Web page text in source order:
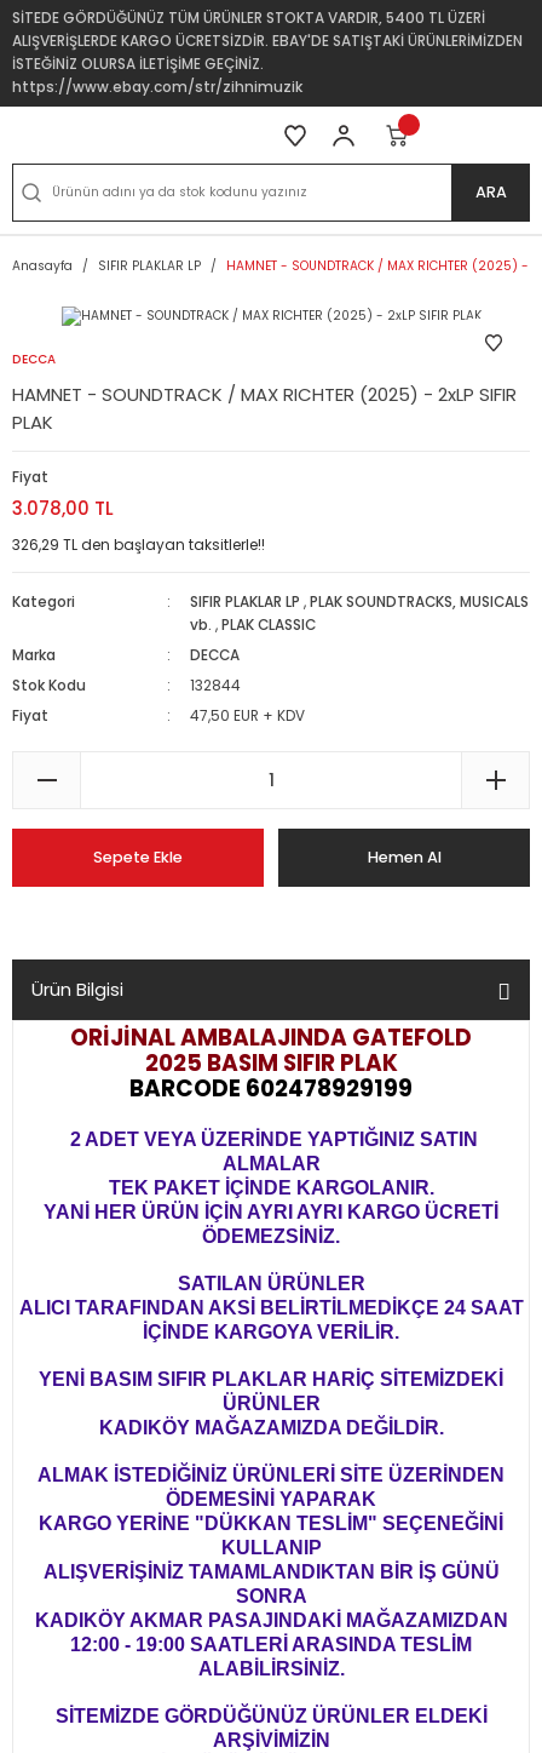
SİTEDE GÖRDÜĞÜNÜZ TÜM ÜRÜNLER STOKTA VARDIR, 5400 TL ÜZERİ
ALIŞVERİŞLERDE KARGO ÜCRETSİZDİR. EBAY'DE SATIŞTAKİ ÜRÜNLERİMİZDEN
İSTEĞİNİZ OLURSA İLETİŞİME GEÇİNİZ.
https://www.ebay.com/str/zihnimuzik
ARA
Anasayfa SIFIR PLAKLAR LP HAMNET - SOUNDTRACK / MAX RICHTER (2025) -
DECCA
HAMNET - SOUNDTRACK / MAX RICHTER (2025) - 2xLP SIFIR
PLAK
Fiyat
3.078,00 TL
326,29 TL den başlayan taksitlerle!!
Kategori SIFIR PLAKLAR LP ,PLAK SOUNDTRACKS, MUSICALS
vb. ,PLAK CLASSIC
Marka
DECCA
Stok Kodu
132844
Fiyat
47,50 EUR + KDV
Sepete Ekle Hemen Al
Ürün Bilgisi
ORİJİNAL AMBALAJINDA GATEFOLD
2025 BASIM SIFIR PLAK
BARCODE 602478929199
2 ADET VEYA ÜZERİNDE YAPTIĞINIZ SATIN
ALMALAR
TEK PAKET İÇİNDE KARGOLANIR.
YANİ HER ÜRÜN İÇİN AYRI AYRI KARGO ÜCRETİ
ÖDEMEZSİNİZ.
SATILAN ÜRÜNLER
ALICI TARAFINDAN AKSİ BELİRTİLMEDİKÇE 24 SAAT
İÇİNDE KARGOYA VERİLİR.
YENİ BASIM SIFIR PLAKLAR HARİÇ SİTEMİZDEKİ
ÜRÜNLER
KADIKÖY MAĞAZAMIZDA DEĞİLDİR.
ALMAK İSTEDİĞİNİZ ÜRÜNLERİ SİTE ÜZERİNDEN
ÖDEMESİNİ YAPARAK
KARGO YERİNE "DÜKKAN TESLİM" SEÇENEĞİNİ
KULLANIP
ALIŞVERİŞİNİZ TAMAMLANDIKTAN BİR İŞ GÜNÜ
SONRA
KADIKÖY AKMAR PASAJINDAKİ MAĞAZAMIZDAN
12:00 - 19:00 SAATLERİ ARASINDA TESLİM
ALABİLİRSİNİZ.
SİTEMİZDE GÖRDÜĞÜNÜZ ÜRÜNLER ELDEKİ
ARŞİVİMİZİN